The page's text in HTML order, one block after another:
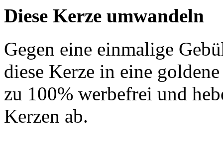
Diese Kerze umwandeln
Gegen eine einmalige
diese Kerze in eine
zu 100% werbefrei und
Kerzen ab.